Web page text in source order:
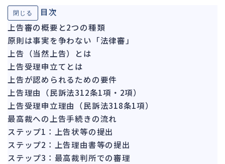
人事労務 557
人件費 20
労災・ハラスメント
解雇・退職 127
事業運営
品質・リコール 49
情報漏洩・サイバー 256
事業再編 69
閉じる
目次
上告審の概要と2つの種類
原則は事実を争わない「法律審」
上告（当然上告）とは
上告受理申立てとは
上告が認められるための要件
上告理由（民訴法312条1項・2項）
上告受理申立理由（民訴法318条1項）
最高裁への上告手続きの流れ
ステップ1：上告状等の提出
ステップ2：上告理由書等の提出
ステップ3：最高裁判所での審理